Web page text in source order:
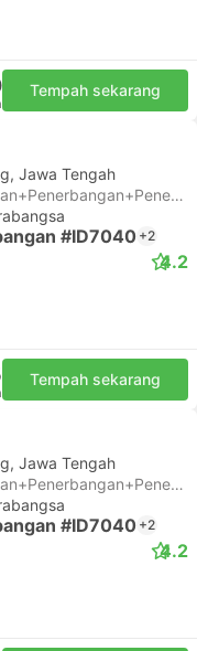
Tempah sekarang
Jawa Tengah
Sambungan tidak dijamin | Penerbangan+Penerbangan+Penerbangan
#ID7040 +2
4.2
Tempah sekarang
Jawa Tengah
Sambungan tidak dijamin | Penerbangan+Penerbangan+Penerbangan
#ID7040 +2
4.2